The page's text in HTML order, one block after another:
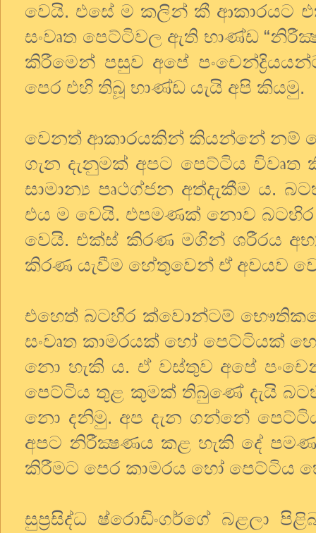
වෙයි. එසේ ම කලින් කී ආකාරයට
සංවෘත පෙට්ටිවල ඇති භාණ්ඩ
කිරීමෙන් පසුව අපේ
පෙර එහි තිබූ භාණ්ඩ යැයි අපි කියමු.
වෙනත් ආකාරයකින් කියන්නේ නම්
ගැන දැනුමක් අපට පෙට්ටිය
සාමාන්‍ය පෘථග්ජන අත්දැකීම ය.
එය ම වෙයි. එපමණක් නොව බටහිර
වෙයි. එක්ස් කිරණ මගින් ශරීරය
කිරණ යැවීම හේතුවෙන් ඒ අවයව
එහෙත් බටහිර ක්වොන්ටම්
සංවෘත කාමරයක් හෝ පෙට්ටියක්
නො හැකි ය. ඒ වස්තුව අපේ
පෙට්ටිය තුළ කුමක් තිබුණේ දැයි
නො දනිමු. අප දැන ගන්නේ
අපට නිරීක්‍ෂණය කළ හැකි දේ
කිරීමට පෙර කාමරය හෝ පෙට්ටිය
සුප්‍රසිද්ධ ෂ්රොඩිංගර්ගේ බළලා